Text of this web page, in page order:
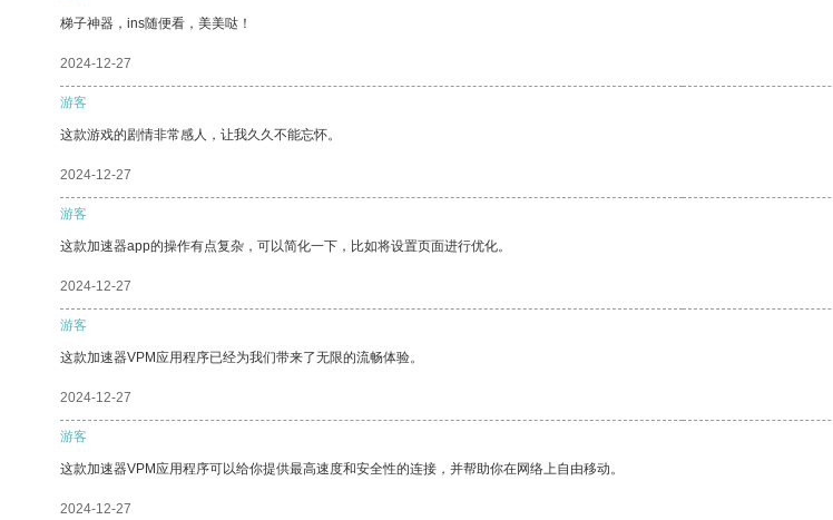
梯子神器，ins随便看，美美哒！
2024-12-27
游客
这款游戏的剧情非常感人，让我久久不能忘怀。
2024-12-27
游客
这款加速器app的操作有点复杂，可以简化一下，比如将设置页面进行优化。
2024-12-27
游客
这款加速器VPM应用程序已经为我们带来了无限的流畅体验。
2024-12-27
游客
这款加速器VPM应用程序可以给你提供最高速度和安全性的连接，并帮助你在网络上自由移动。
2024-12-27